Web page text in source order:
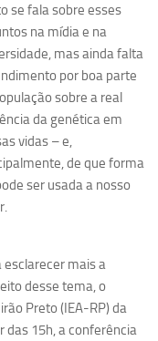
CienArtES
e Informação
Vulneráveis
Pública
de Estudos em Gestão
se fala sobre esses
na mídia e na
mas ainda falta
por boa parte
sobre a real
da genética em
vidas – e,
de que forma
ser usada a nosso
esclarecer mais a
desse tema, o
Preto (IEA-RP) da
das 15h, a conferência